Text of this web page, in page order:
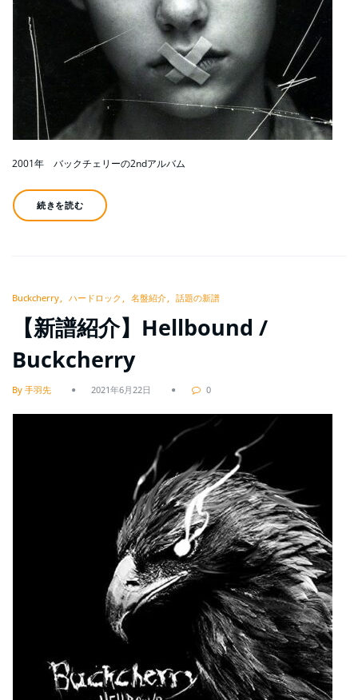
2001年 バックチェリーの2ndアルバム
続きを読む
Buckcherry ハードロック 名盤紹介 話題の新譜
【新譜紹介】Hellbound /
Buckcherry
By 手羽先 2021年6月22日 0